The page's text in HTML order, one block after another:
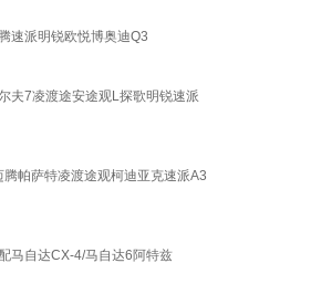
速派明锐欧悦博奥迪Q3
夫7凌渡途安途观L探歌明锐速派
帕萨特凌渡途观柯迪亚克速派A3
马自达CX-4/马自达6阿特兹